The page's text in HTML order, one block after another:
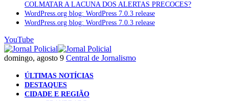
COLMATAR A LACUNA DOS ALERTAS PRECOCES?
WordPress.org blog: WordPress 7.0.3 release
WordPress.org blog: WordPress 7.0.3 release
YouTube
domingo, agosto 9 Central de Jornalismo
ÚLTIMAS NOTÍCIAS
DESTAQUES
CIDADE E REGIÃO